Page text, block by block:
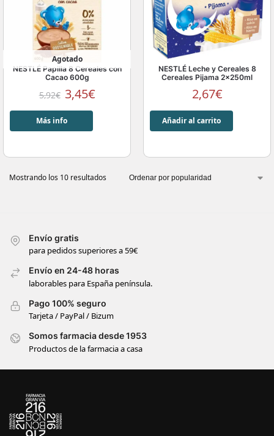
Agotado
NESTLÉ Papilla 8 Cereales con
Cacao 600g
5,92€ 3,45€
Más info
NESTLÉ Leche y Cereales 8
Cereales Pijama 2x250ml
2,67€
Añadir al carrito
Mostrando los 10 resultados
Envío gratis
para pedidos superiores a 59€
Envío en 24-48 horas
laborables para España península.
Pago 100% seguro
Tarjeta / PayPal / Bizum
Somos farmacia desde 1953
Productos de la farmacia a casa